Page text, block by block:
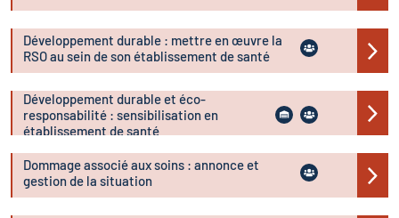
Développement durable : mettre en œuvre la
RSO au sein de son établissement de santé
Développement durable et éco-
responsabilité : sensibilisation en
établissement de santé
Dommage associé aux soins : annonce et
gestion de la situation